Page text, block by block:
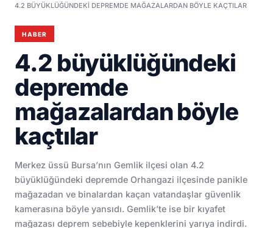
4.2 BÜYÜKLÜĞÜNDEKI DEPREMDE MAĞAZALARDAN BÖYLE KAÇTILAR
HABER
4.2 büyüklüğündeki
depremde
mağazalardan böyle
kaçtılar
Merkez üssü Bursa’nın Gemlik ilçesi olan 4.2
büyüklüğündeki depremde Orhangazi ilçesinde panikle
mağazadan ve binalardan kaçan vatandaşlar güvenlik
kamerasına böyle yansıdı. Gemlik’te ise bir kıyafet
mağazası deprem sebebiyle kepenklerini yarıya indirdi.